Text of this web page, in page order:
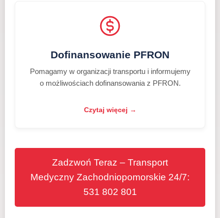
Dofinansowanie PFRON
Pomagamy w organizacji transportu i informujemy
o możliwościach dofinansowania z PFRON.
Czytaj więcej →
Zadzwoń Teraz – Transport
Medyczny Zachodniopomorskie 24/7:
531 802 801